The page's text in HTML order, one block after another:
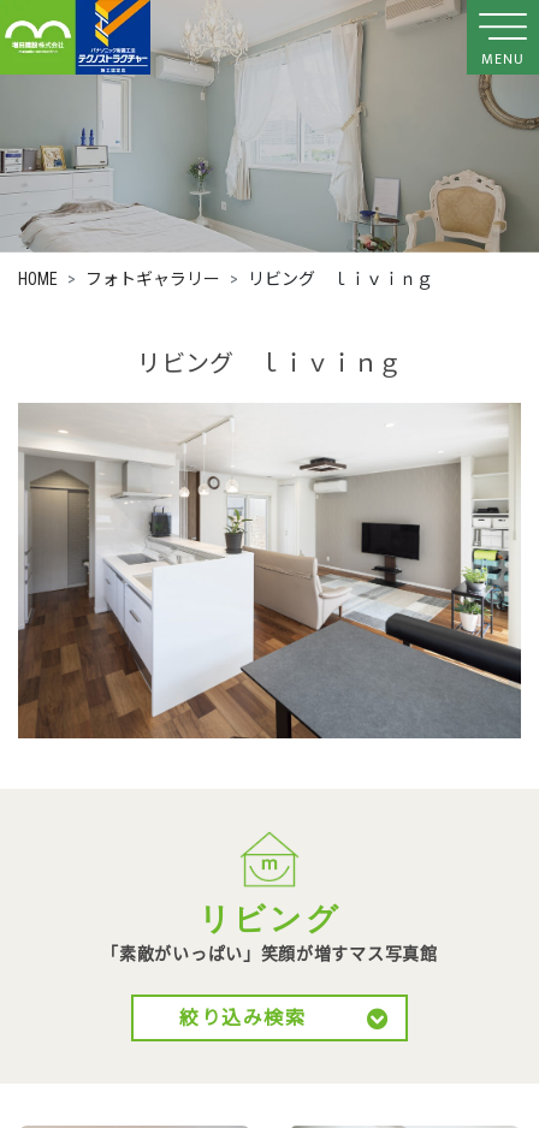
MENU
HOME フォトギャラリー リビング ｌｉｖｉｎｇ
リビング ｌｉｖｉｎｇ
リビング
「素敵がいっぱい」笑顔が増すマス写真館
絞り込み検索